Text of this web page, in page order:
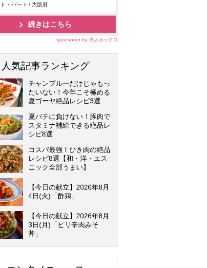
・パート / 大阪府
続きはこちら
sponsored by 求人ボックス
人気記事ランキング
チャンプルーだけじゃもっ
たいない！今年こそ極める
夏ゴーヤ絶品レシピ3選
夏バテに負けない！豚肉で
スタミナ補給できる絶品レ
シピ8選
コスパ最強！ひき肉の絶品
レシピ8選【和・洋・エス
ニック全部うまい】
【今日の献立】2026年8月
4日(火)「酢鶏」
【今日の献立】2026年8月
3日(月)「ピリ辛肉みそ
丼」